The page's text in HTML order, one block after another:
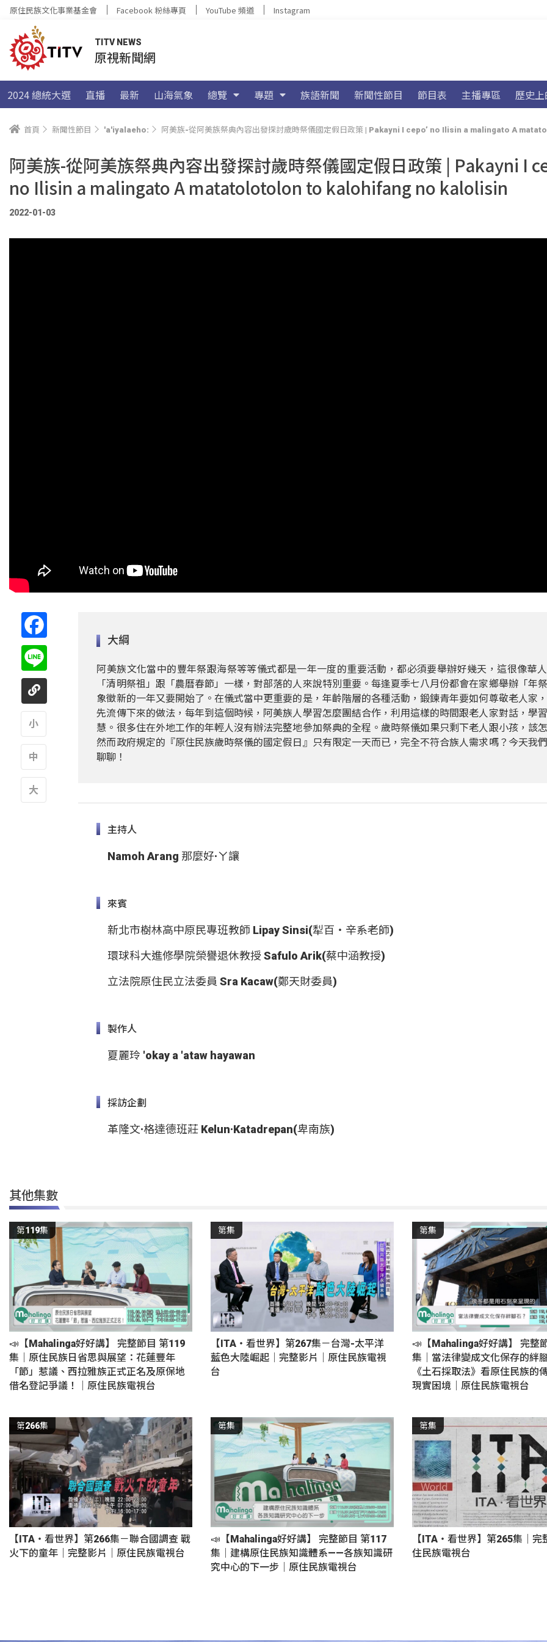
原住民族文化事業基金會 Facebook 粉絲專頁 YouTube 頻道 Instagram
TITV NEWS
原視新聞網
2024 總統大選 直播 最新 山海氣象 總覽 專題 族語新聞 新聞性節目 節目表 主播專區 歷史
首頁 新聞性節目 'a'iyalaeho: 阿美族-從阿美族祭典內容出發探討歲時祭儀國定假日政策 | Pakayni I cepo’ no Ilisin a malingato A matatolotolon to
阿美族-從阿美族祭典內容出發探討歲時祭儀國定假日政策 | Pakayni I
no Ilisin a malingato A matatolotolon to kalohifang no kalolisin
2022-01-03
大綱
阿美族文化當中的豐年祭跟海祭等等儀式都是一年一度的重要活動，都必須要舉辦好幾天，這很像華
「清明祭祖」跟「農曆春節」一樣，對部落的人來說特別重要。每逢夏季七八月份都會在家鄉舉辦「年
象徵新的一年又要開始了。在儀式當中更重要的是，年齡階層的各種活動，鍛鍊青年要如何尊敬老人家
先流傳下來的做法，每年到這個時候，阿美族人學習怎麼團結合作，利用這樣的時間跟老人家對話，學
慧。很多住在外地工作的年輕人沒有辦法完整地參加祭典的全程。歲時祭儀如果只剩下老人跟小孩，該
然而政府規定的『原住民族歲時祭儀的國定假日』只有限定一天而已，完全不符合族人需求嗎？今天我
聊聊！
主持人
Namoh Arang 那麼好·ㄚ讓
來賓
新北市樹林高中原民專班教師 Lipay Sinsi(犁百‧辛系老師)
環球科大進修學院榮譽退休教授 Safulo Arik(蔡中涵教授)
立法院原住民立法委員 Sra Kacaw(鄭天財委員)
製作人
夏麗玲 'okay a 'ataw hayawan
採訪企劃
革隆文·格達德班莊 Kelun·Katadrepan(卑南族)
其他集數
第119集
📣【Mahalinga好好講】 完整節目 第119
集｜原住民族日省思與展望：花蓮豐年
「節」惹議、西拉雅族正式正名及原保地
借名登記爭議！｜原住民族電視台
第集
【ITA・看世界】第267集－台灣-太平洋
藍色大陸崛起｜完整影片｜原住民族電視
台
第集
📣【Mahalinga好好講】 完整
集｜當法律變成文化保存的絆
《土石採取法》看原住民族的
現實困境｜原住民族電視台
第266集
【ITA・看世界】第266集－聯合國調查 戰
火下的童年｜完整影片｜原住民族電視台
第集
📣【Mahalinga好好講】 完整節目 第117
集｜建構原住民族知識體系——各族知識研
究中心的下一步｜原住民族電視台
第集
【ITA・看世界】第265集｜完
住民族電視台